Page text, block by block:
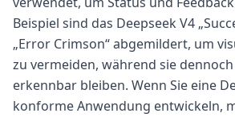
Beispiel sind das Deepseek V4
„Error Crimson“ abgemildert, um
zu vermeiden, während sie
erkennbar bleiben. Wenn Sie eine
konforme Anwendung entwickeln,